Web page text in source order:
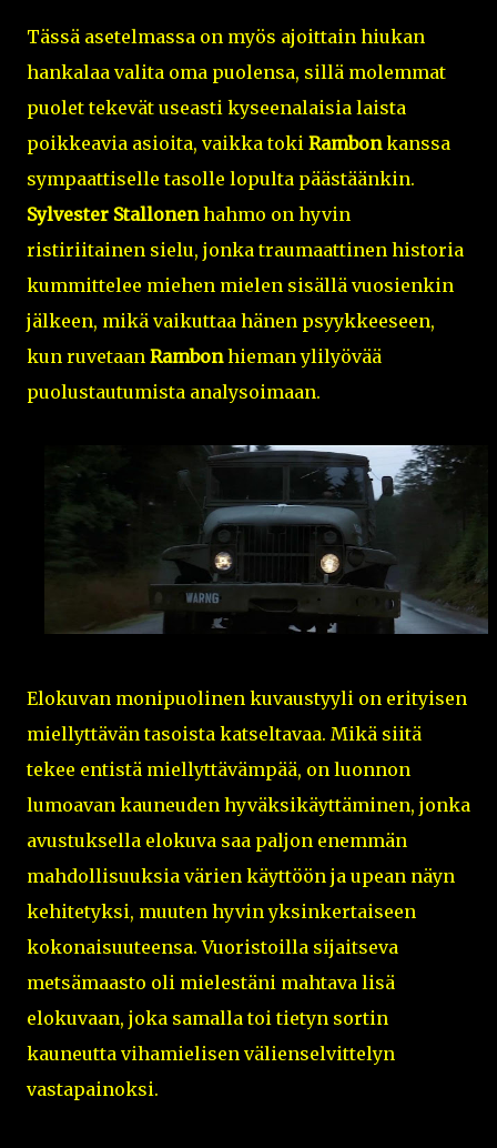
Tässä asetelmassa on myös ajoittain hiukan
hankalaa valita oma puolensa, sillä molemmat
puolet tekevät useasti kyseenalaisia laista
poikkeavia asioita, vaikka toki Rambonkanssa
sympaattiselle tasolle lopulta päästäänkin.
Sylvester Stallonenhahmo on hyvin
ristiriitainen sielu, jonka traumaattinen historia
kummittelee miehen mielen sisällä vuosienkin
jälkeen, mikä vaikuttaa hänen psyykkeeseen,
kun ruvetaan Rambonhieman ylilyövää
puolustautumista analysoimaan.
Elokuvan monipuolinen kuvaustyyli on erityisen
miellyttävän tasoista katseltavaa. Mikä siitä
tekee entistä miellyttävämpää, on luonnon
lumoavan kauneuden hyväksikäyttäminen, jonka
avustuksella elokuva saa paljon enemmän
mahdollisuuksia värien käyttöön ja upean näyn
kehitetyksi, muuten hyvin yksinkertaiseen
kokonaisuuteensa. Vuoristoilla sijaitseva
metsämaasto oli mielestäni mahtava lisä
elokuvaan, joka samalla toi tietyn sortin
kauneutta vihamielisen välienselvittelyn
vastapainoksi.